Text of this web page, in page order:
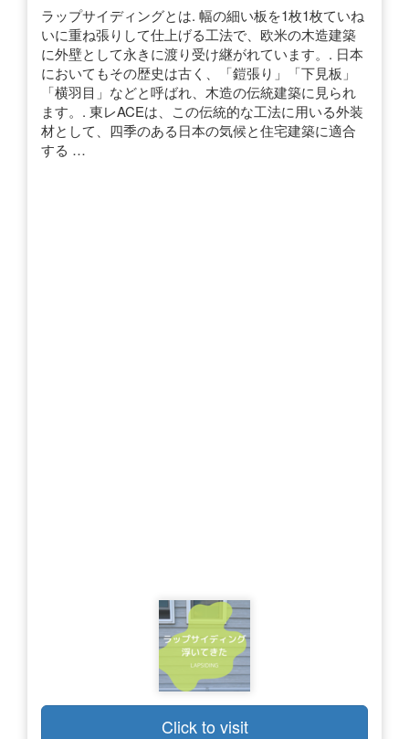
ラップサイディングとは. 幅の細い板を1枚1枚ていね
いに重ね張りして仕上げる工法で、欧米の木造建築
に外壁として永きに渡り受け継がれています。. 日本
においてもその歴史は古く、「鎧張り」「下見板」
「横羽目」などと呼ばれ、木造の伝統建築に見られ
ます。. 東レACEは、この伝統的な工法に用いる外装
材として、四季のある日本の気候と住宅建築に適合
する …
Click to visit